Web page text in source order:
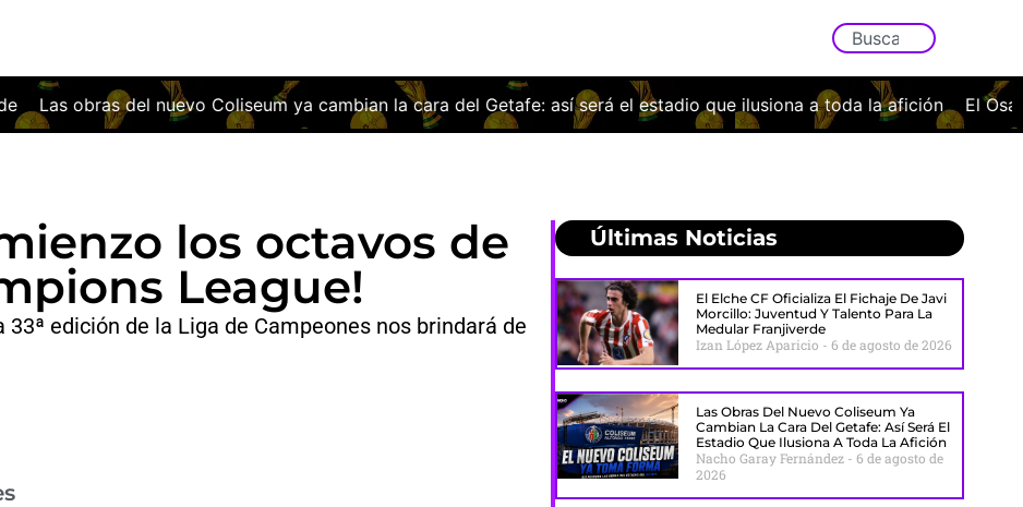
Coliseum ya cambian la cara del Getafe: así será el estadio que ilusiona a toda la afición El Osasuna cae con la
los octavos de
League!
edición de la Liga de Campeones nos brindará de
Últimas Noticias
El Elche CF Oficializa El Fichaje De Javi
Morcillo: Juventud Y Talento Para La
Medular Franjiverde
Izan López Aparicio 6 de agosto de 2026
Las Obras Del Nuevo Coliseum Ya
Cambian La Cara Del Getafe: Así Será El
Estadio Que Ilusiona A Toda La Afición
Nacho Garay Fernández
6 de agosto de
2026